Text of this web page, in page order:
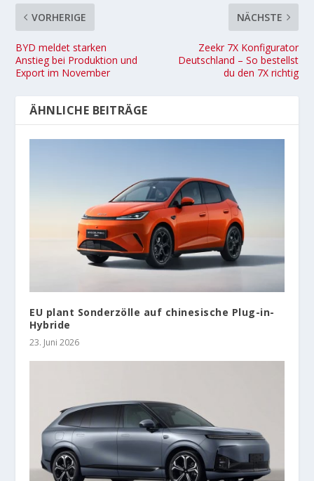
VORHERIGE
BYD meldet starken
Anstieg bei Produktion und
Export im November
NÄCHSTE
Zeekr 7X Konfigurator
Deutschland – So bestellst
du den 7X richtig
ÄHNLICHE BEITRÄGE
EU plant Sonderzölle auf chinesische Plug-in-
Hybride
23. Juni 2026